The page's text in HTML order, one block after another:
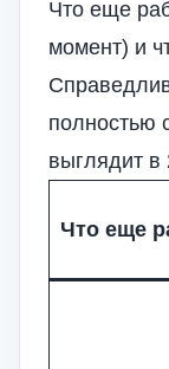
Что еще
момент) и
полностью
выглядит в
Что еще